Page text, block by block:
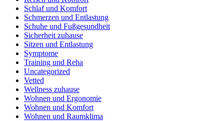
Schlaf und Komfort
Schmerzen und Entlastung
Schuhe und Fußgesundheit
Sicherheit zuhause
Sitzen und Entlastung
Symptome
Training und Reha
Uncategorized
Vetted
Wellness zuhause
Wohnen und Ergonomie
Wohnen und Komfort
Wohnen und Raumklima